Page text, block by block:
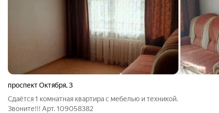
проспект Октября,3
Сдаётся 1 комнатная квартира с мебелью и техникой.
Звоните!!! Арт. 109058382